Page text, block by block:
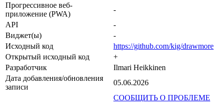
Прогрессивное веб-
приложение (PWA)
-
API
-
Виджет(ы)
-
Исходный код
https://github.com/kig/drawmore
Открытый исходный код
+
Разработчик
Ilmari Heikkinen
Дата добавления/обновления
записи
05.06.2026
СООБЩИТЬ О ПРОБЛЕМЕ